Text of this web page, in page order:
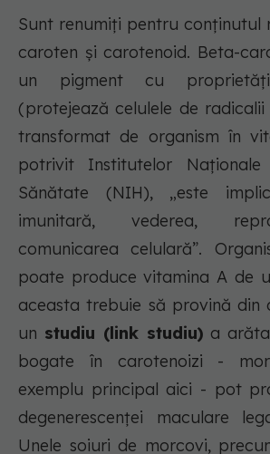
Sunt renumiți pentru conținutul
caroten și carotenoid. Beta-
un pigment cu proprietăți
(protejează celulele de
transformat de organism în
potrivit Institutelor Naționale
Sănătate (NIH), „este
imunitară, vederea,
comunicarea celulară”.
poate produce vitamina A de
aceasta trebuie să provină din
un studiu (link studiu) a
bogate în carotenoizi -
exemplu principal aici - pot
degenerescenței maculare
Unele soiuri de morcovi,